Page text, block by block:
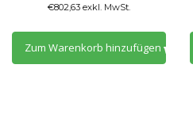
€802,63 exkl. MwSt.
Zum Warenkorb hinzufügen